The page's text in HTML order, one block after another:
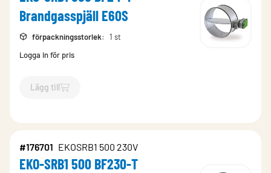
Brandgasspjäll E60S
förpackningsstorlek:
1 st
Logga in för pris
Lägg till
`$Lägg till
#176701 EKOSRB1 500 230V
EKO-SRB1 500 BF230-T